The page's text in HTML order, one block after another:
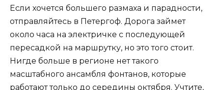
Если хочется большего размаха и парадности,
отправляйтесь в Петергоф. Дорога займет
около часа на электричке с последующей
пересадкой на маршрутку, но это того стоит.
Нигде больше в регионе нет такого
масштабного ансамбля фонтанов, которые
работают только до середины октября. Учтите,